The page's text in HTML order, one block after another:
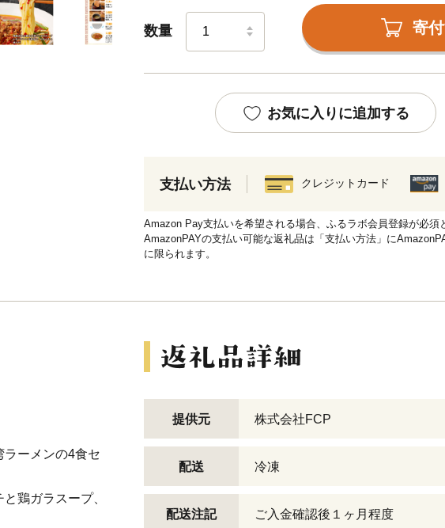
数量 寄
お気に入りに追加する
支払い方法 クレジットカード
Amazon Pay支払いを希望される場合、ふるラボ会員登録が必須
AmazonPAYの支払い可能な返礼品は「支払い方法」に
に限られます。
ーメンの4食セ
鶏ガラスープ、
提供元 株式会社FCP
配送 冷凍
配送注記 ご入金確認後１ヶ月程度